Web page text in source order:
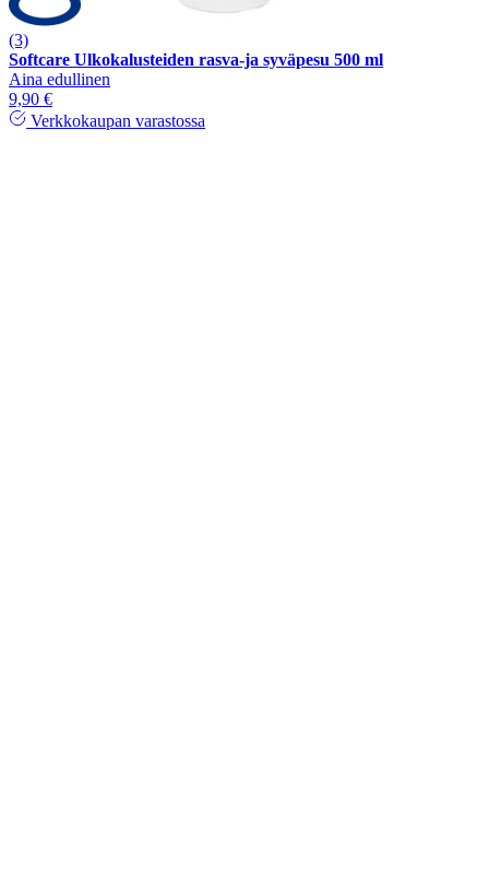
(3)
Softcare Ulkokalusteiden rasva-ja syväpesu 500 ml
Aina edullinen
9,90 €
Verkkokaupan varastossa